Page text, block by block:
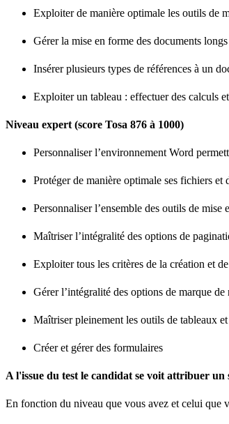
Exploiter de manière optimale les outils de
Gérer la mise en forme des documents
Insérer plusieurs types de références à un
Exploiter un tableau : effectuer des calculs
Niveau expert (score Tosa 876 à 1000)
Personnaliser l’environnement Word
Protéger de manière optimale ses fichiers et
Personnaliser l’ensemble des outils de
Maîtriser l’intégralité des options de
Exploiter tous les critères de la création et
Gérer l’intégralité des options de marque
Maîtriser pleinement les outils de tableaux
Créer et gérer des formulaires
A l'issue du test le candidat se voit attribuer
En fonction du niveau que vous avez et celui que